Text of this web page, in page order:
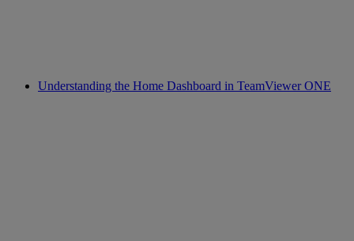
Understanding the Home Dashboard in TeamViewer ONE